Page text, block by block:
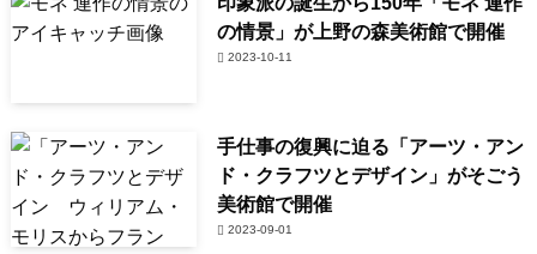
の情景」が上野の森美術館で開催
2023-10-11
手仕事の復興に迫る「アーツ・アン
ド・クラフツとデザイン」がそごう
美術館で開催
2023-09-01